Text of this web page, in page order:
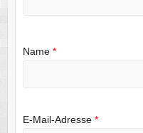
Name *
E-Mail-Adresse *